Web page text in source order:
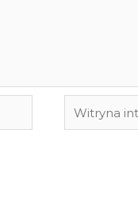
Witryna
internetowa